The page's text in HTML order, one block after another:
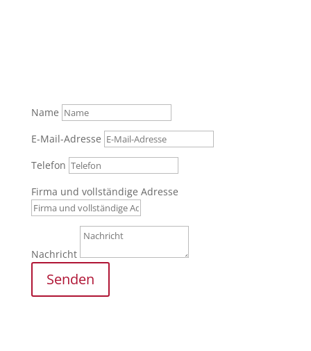
Name
E-Mail-Adresse
Telefon
Firma und vollständige Adresse
Nachricht
Senden